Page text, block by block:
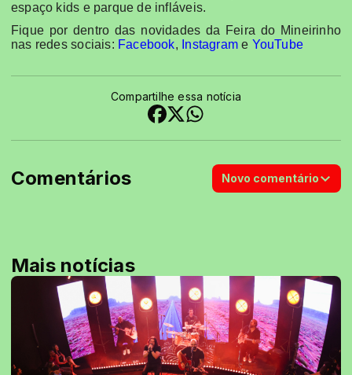
espaço kids e parque de infláveis.
Fique por dentro das novidades da Feira do Mineirinho
nas redes sociais: Facebook, Instagram e YouTube
Compartilhe essa notícia
Comentários Novo comentário
Mais notícias